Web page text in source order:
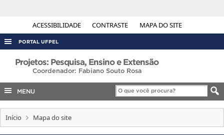
ACESSIBILIDADE CONTRASTE MAPA DO SITE
PORTAL UFPEL
ACESSO À INFORMAÇÃO
COBALTO
CONCURSOS
EDITAIS
Projetos: Pesquisa, Ensino e Extensão
Coordenador: Fabiano Souto Rosa
MENU
Início Mapa do site